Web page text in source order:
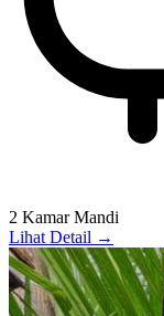
2 Kamar Mandi
Lihat Detail →